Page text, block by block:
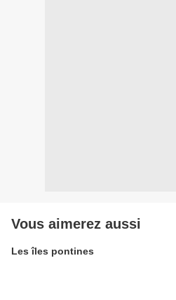
Vous aimerez aussi
Les îles pontines